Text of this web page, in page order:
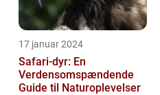
17 januar 2024
Safari-dyr: En
Verdensomspændende
Guide til Naturoplevelser